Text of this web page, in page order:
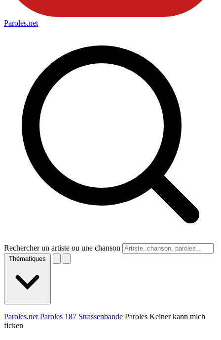
Paroles.net
Rechercher un artiste ou une chanson
Thématiques
Paroles.net Paroles 187 Strassenbande Paroles Keiner kann mich
ficken